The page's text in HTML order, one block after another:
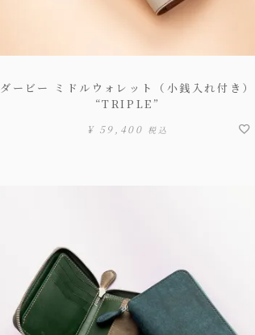
ダービー ミドルウォレット（小銭入れ付き）
“TRIPLE”
¥ 59,400 税込